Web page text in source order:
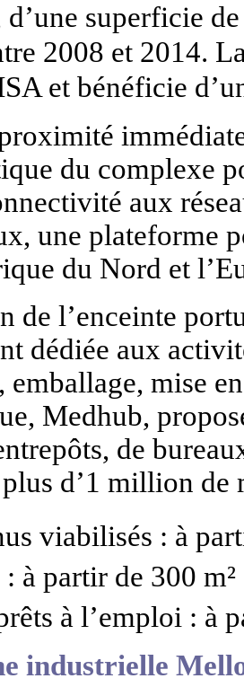
superficie
2008 et 2014.
et bénéficie
du complexe
aux
une plateforme
du Nord et
de l’enceinte
dédiée aux
emballage, mise
Medhub,
de
d’1 million de
viabilisés : à
à partir de 300 m²
à l’emploi : à
industrielle